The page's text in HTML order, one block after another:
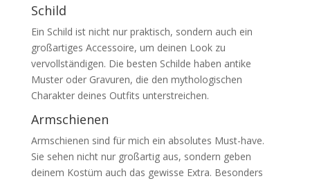
Schild
Ein Schild ist nicht nur praktisch, sondern auch ein
großartiges Accessoire, um deinen Look zu
vervollständigen. Die besten Schilde haben antike
Muster oder Gravuren, die den mythologischen
Charakter deines Outfits unterstreichen.
Armschienen
Armschienen sind für mich ein absolutes Must-have.
Sie sehen nicht nur großartig aus, sondern geben
deinem Kostüm auch das gewisse Extra. Besonders